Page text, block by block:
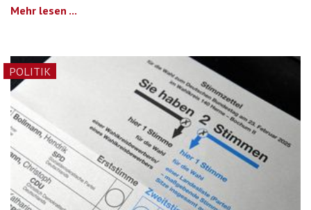
Mehr lesen ...
POLITIK